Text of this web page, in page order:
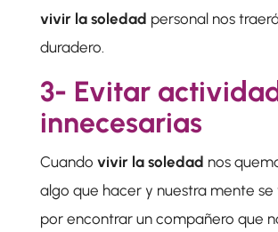
vivir la soledad personal nos
duradero.
3- Evitar
innecesarias
Cuando vivir la soledad nos
algo que hacer y nuestra mente
por encontrar un compañero que